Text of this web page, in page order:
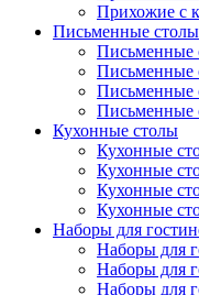
Прихожие с
Письменные столы
Письменные
Письменные
Письменные
Письменные
Кухонные столы
Кухонные
Кухонные
Кухонные
Кухонные
Наборы для
Наборы для
Наборы для
Наборы для